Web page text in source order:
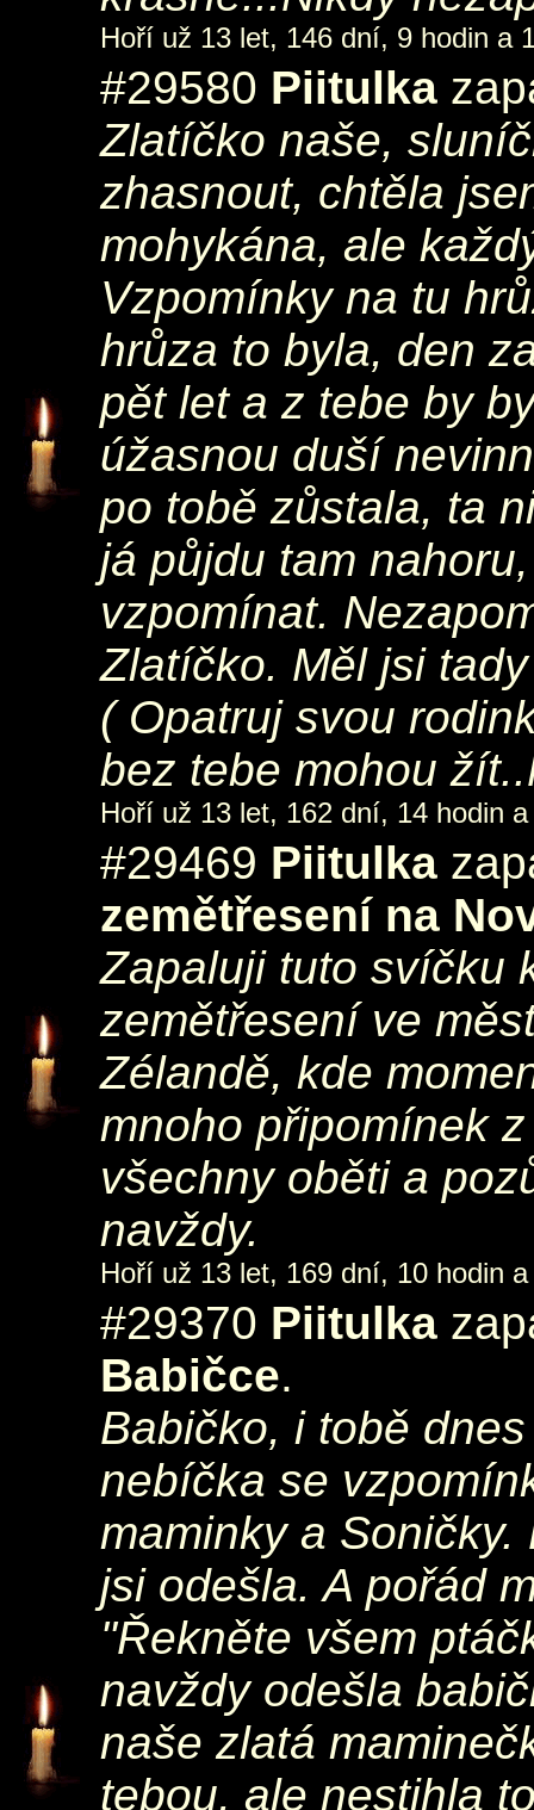
Hoří už 13 let, 146 dní, 9 hodin a
#29580 Piitulka
Zlatíčko naše,
zhasnout, chtěla
mohykána, ale
Vzpomínky na tu
hrůza to byla, den
pět let a z tebe by
úžasnou duší
po tobě zůstala, ta
já půjdu tam
vzpomínat.
Zlatíčko. Měl jsi
( Opatruj svou
bez tebe mohou
Hoří už 13 let, 162 dní, 14 hodin
#29469 Piitulka
zemětřesení na
Zapaluji tuto svíčku
zemětřesení ve
Zélandě, kde
mnoho připomínek
všechny oběti a
navždy.
Hoří už 13 let, 169 dní, 10 hodin
#29370 Piitulka
Babičce.
Babičko, i tobě
nebíčka se
maminky a
jsi odešla. A pořád
"Řekněte všem
navždy odešla
naše zlatá
tebou, ale nestihla